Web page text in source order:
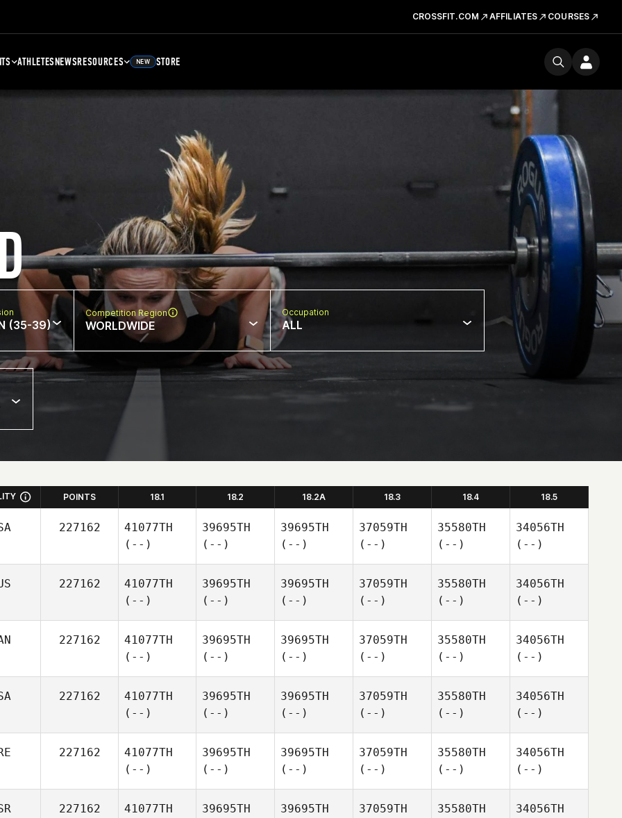
CROSSFIT.COM AFFILIATES COURSES
ATHLETESNEWSRESOURCES NEW STORE
(35-39)
Competition Region
WORLDWIDE
Occupation
ALL
POINTS 18.1 18.2 18.2A 18.3 18.4 18.5
227162
41077TH
(--)
39695TH
(--)
39695TH
(--)
37059TH
(--)
35580TH
(--)
34056TH
(--)
227162
41077TH
(--)
39695TH
(--)
39695TH
(--)
37059TH
(--)
35580TH
(--)
34056TH
(--)
227162
41077TH
(--)
39695TH
(--)
39695TH
(--)
37059TH
(--)
35580TH
(--)
34056TH
(--)
227162
41077TH
(--)
39695TH
(--)
39695TH
(--)
37059TH
(--)
35580TH
(--)
34056TH
(--)
227162
41077TH
(--)
39695TH
(--)
39695TH
(--)
37059TH
(--)
35580TH
(--)
34056TH
(--)
227162
41077TH
39695TH
39695TH
37059TH
35580TH
34056TH